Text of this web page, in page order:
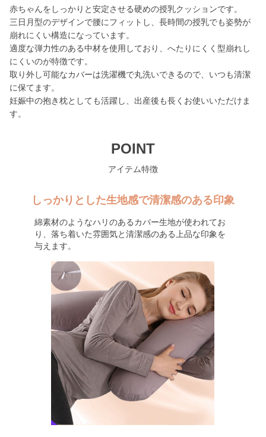
赤ちゃんをしっかりと安定させる硬めの授乳クッションです。
三日月型のデザインで腰にフィットし、長時間の授乳でも姿勢が
崩れにくい構造になっています。
適度な弾力性のある中材を使用しており、へたりにくく型崩れし
にくいのが特徴です。
取り外し可能なカバーは洗濯機で丸洗いできるので、いつも清潔
に保てます。
妊娠中の抱き枕としても活躍し、出産後も長くお使いいただけま
す。
POINT
アイテム特徴
しっかりとした生地感で清潔感のある印象
綿素材のようなハリのあるカバー生地が使われてお
り、落ち着いた雰囲気と清潔感のある上品な印象を
与えます。